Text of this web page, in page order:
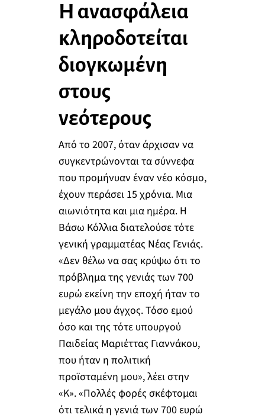
Η ανασφάλεια
κληροδοτείται
διογκωμένη
στους
νεότερους
Από το 2007, όταν άρχισαν να
συγκεντρώνονται τα σύννεφα
που προμήνυαν έναν νέο κόσμο,
έχουν περάσει 15 χρόνια. Μια
αιωνιότητα και μια ημέρα. Η
Βάσω Κόλλια διατελούσε τότε
γενική γραμματέας Νέας Γενιάς.
«Δεν θέλω να σας κρύψω ότι το
πρόβλημα της γενιάς των 700
ευρώ εκείνη την εποχή ήταν το
μεγάλο μου άγχος. Τόσο εμού
όσο και της τότε υπουργού
Παιδείας Μαριέττας Γιαννάκου,
που ήταν η πολιτική
προϊσταμένη μου», λέει στην
«Κ». «Πολλές φορές σκέφτομαι
ότι τελικά η γενιά των 700 ευρώ